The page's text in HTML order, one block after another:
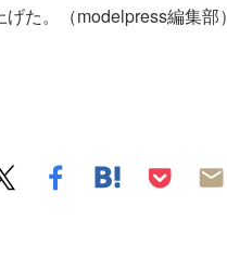
た。（modelpress編集部）